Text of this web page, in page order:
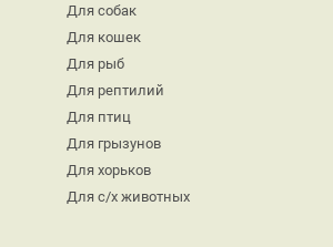
Для собак
Для кошек
Для рыб
Для рептилий
Для птиц
Для грызунов
Для хорьков
Для с/х животных